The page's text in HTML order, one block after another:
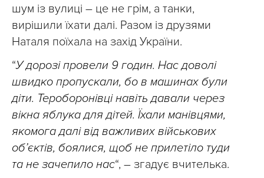
шум із вулиці – це не грім, а танки,
вирішили їхати далі. Разом із друзями
Наталя поїхала на захід України.
“У дорозі провели 9 годин. Нас доволі
швидко пропускали, бо в машинах були
діти. Тероборонівці навіть давали через
вікна яблука для дітей. Їхали манівцями,
якомога далі від важливих військових
об’єктів, боялися, щоб не прилетіло туди
та не зачепило нас“, – згадує вчителька.